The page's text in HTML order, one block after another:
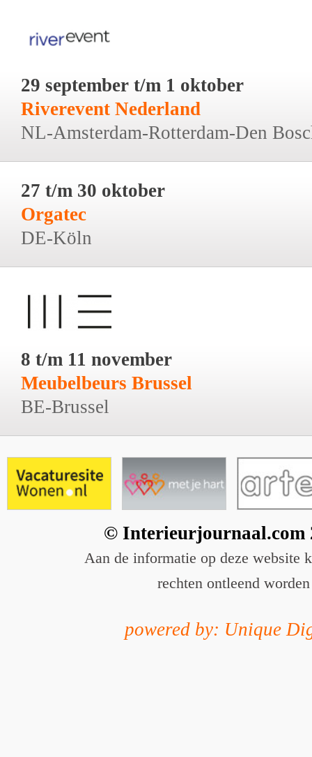
29 september t/m 1 oktober
Riverevent Nederland
NL-Amsterdam-Rotterdam-Den
27 t/m 30 oktober
Orgatec
DE-Köln
8 t/m 11 november
Meubelbeurs Brussel
BE-Brussel
© Interieurjournaal.com
Aan de informatie op deze website
rechten ontleend worden
powered by: Unique